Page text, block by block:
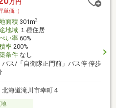
万円
単価:-）
面積301m2
地域１種住居
い率60%
率200%
条件なし
バス/「自衛隊正門前」バス停 停歩
北海道滝川市幸町４
地